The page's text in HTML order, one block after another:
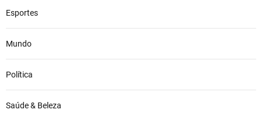
Esportes
Mundo
Política
Saúde & Beleza